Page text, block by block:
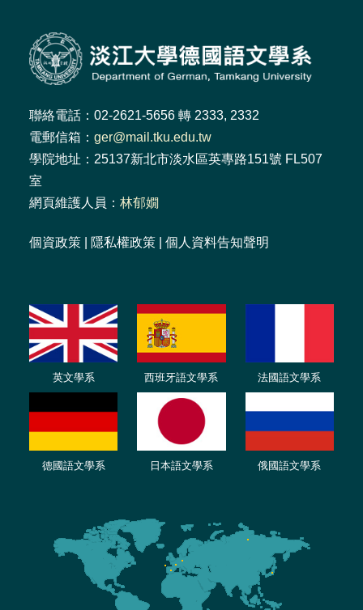
聯絡電話：02-2621-5656 轉 2333, 2332
電郵信箱： ger@mail.tku.edu.tw
學院地址：25137新北市淡水區英專路151號 FL507
室
網頁維護人員： 林郁嫺
個資政策 隱私權政策 個人資料告知聲明
英文學系 西班牙語文學系 法國語文學系
德國語文學系 日本語文學系 俄國語文學系